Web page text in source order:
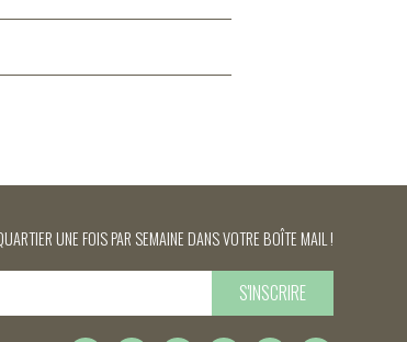
UNE FOIS PAR SEMAINE DANS VOTRE BOÎTE MAIL !